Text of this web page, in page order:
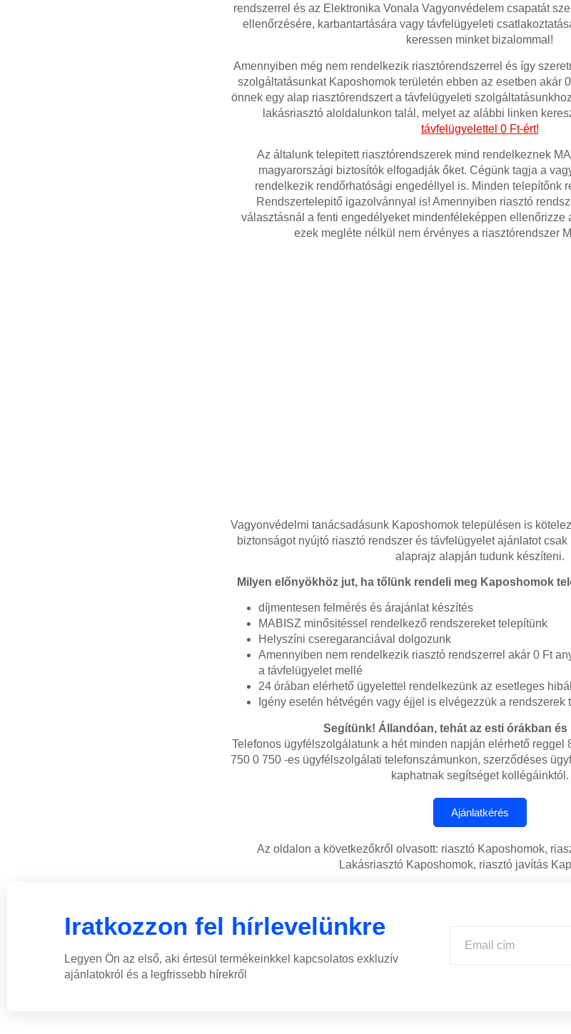
rendszerrel és az Elektronika Vonala Vagyonvédelem csapatát
ellenőrzésére, karbantartására vagy távfelügyeleti
keressen minket bizalommal!
Amennyiben még nem rendelkezik riasztórendszerrel és így
szolgáltatásunkat Kaposhomok területén ebben az esetben akár
önnek egy alap riasztórendszert a távfelügyeleti
lakásriasztó aloldalunkon talál, melyet az alábbi linken
távfelügyelettel 0 Ft-ért!
Az általunk telepitett riasztórendszerek mind rendelkeznek
magyarországi biztosítók elfogadják őket. Cégünk tagja a
rendelkezik rendőrhatósági engedéllyel is. Minden telepítőnk
Rendszertelepitő igazolvánnyal is! Amennyiben riasztó
választásnál a fenti engedélyeket mindenféleképpen ellenőrizze
ezek megléte nélkül nem érvényes a riasztórendszer
Vagyonvédelmi tanácsadásunk Kaposhomok településen is
biztonságot nyújtó riasztó rendszer és távfelügyelet ajánlatot
alaprajz alapján tudunk készíteni.
Milyen előnyökhöz jut, ha tőlünk rendeli meg Kaposhomok
díjmentesen felmérés és árajánlat készítés
MABISZ minősitéssel rendelkező rendszereket telepítünk
Helyszíni cseregaranciával dolgozunk
Amennyiben nem rendelkezik riasztó rendszerrel akár 0 Ft
a távfelügyelet mellé
24 órában elérhető ügyelettel rendelkezünk az esetleges
Igény esetén hétvégén vagy éjjel is elvégezzük a rendszerek
Segítünk! Állandóan, tehát az esti órákban és
Telefonos ügyfélszolgálatunk a hét minden napján elérhető reggel
750 0 750 -es ügyfélszolgálati telefonszámunkon, szerződéses
kaphatnak segítséget kollégáinktól.
Az oldalon a következőkről olvasott: riasztó Kaposhomok,
Lakásriasztó Kaposhomok, riasztó javítás
Iratkozzon fel hírlevelünkre
Legyen Ön az első, aki értesül termékeinkkel kapcsolatos exkluzív
ajánlatokról és a legfrissebb hírekről